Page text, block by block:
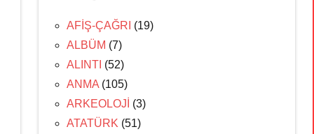
AFİŞ-ÇAĞRI (19)
ALBÜM (7)
ALINTI (52)
ANMA (105)
ARKEOLOJİ (3)
ATATÜRK (51)